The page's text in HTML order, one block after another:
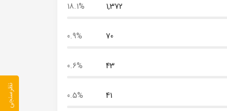
1,372
18.1%
70
0.9%
43
0.6%
41
0.5% نظرسنجی